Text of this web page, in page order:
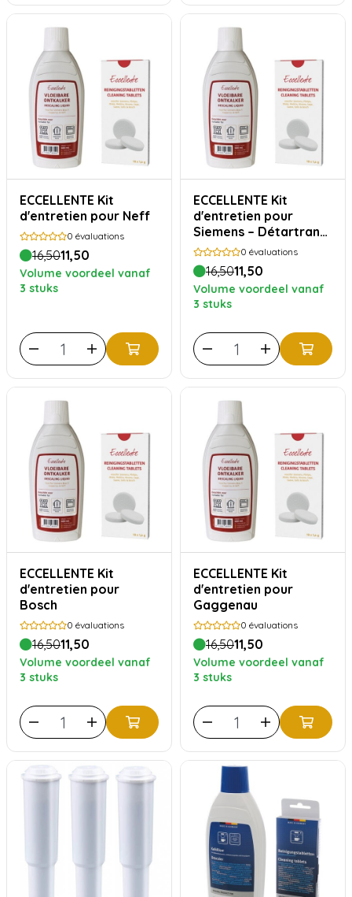
ECCELLENTE Kit
d'entretien pour Neff
0 évaluations
16,5011,50
Volume voordeel vanaf
3 stuks
ECCELLENTE Kit
d'entretien pour
Siemens – Détartrant
500 ml + 10 pastilles
nettoyantes
0 évaluations
16,5011,50
Volume voordeel vanaf
3 stuks
ECCELLENTE Kit
d'entretien pour
Bosch
0 évaluations
16,5011,50
Volume voordeel vanaf
3 stuks
ECCELLENTE Kit
d'entretien pour
Gaggenau
0 évaluations
16,5011,50
Volume voordeel vanaf
3 stuks